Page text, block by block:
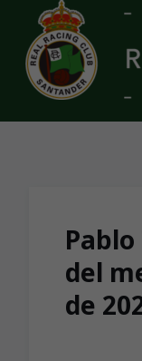
Skip to main content
del
de